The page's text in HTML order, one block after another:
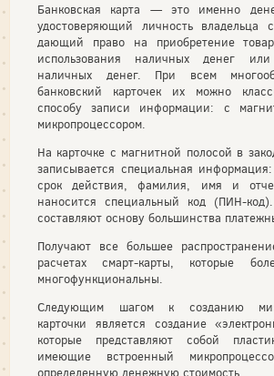
Банковская карта — это именно
удостоверяющий личность владельца
дающий право на приобретение
использования наличных денег
наличных денег. При всем
банковский карточек их можно
способу записи информации: с
микропроцессором.
На карточке с магнитной полосой в
записывается специальная
срок действия, фамилия, имя и
наносится специальный код (ПИН-
составляют основу большинства
Получают все большее
расчетах смарт-карты, которые
многофункциональны.
Следующим шагом к созданию
карточки является создание
которые представляют собой
имеющие встроенный
определенную денежную стоимость.